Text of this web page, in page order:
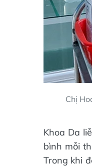
Chị
Khoa Da
bình mỗi
Trong khi